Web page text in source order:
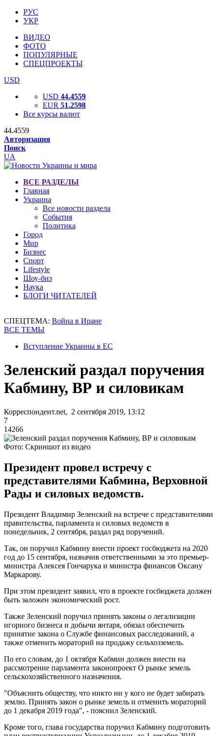
РУС
УКР
ВИДЕО
ФОТО
ПОПУЛЯРНЫЕ
СПЕЦПРОЕКТЫ
USD
USD 44.4559
EUR 51.2598
Все курсы валют
44.4559
Авторизация
Поиск
UA
ВСЕ РАЗДЕЛЫ
Главная
Украина
Все новости раздела
События
Политика
Город
Мир
Бизнес
Спорт
Lifestyle
Шоу-биз
Наука
БЛОГИ ЧИТАТЕЛЕЙ
СПЕЦТЕМА: Война в Иране
ВСЕ ТЕМЫ
Вступление Украины в ЕС
Зеленский раздал поручения
Кабмину, ВР и силовикам
Корреспондент.net, 2 сентября 2019, 13:12
7
14266
Фото: Скриншот из видео
Президент провел встречу с
представителями Кабмина, Верховной
Рады и силовых ведомств.
Президент Владимир Зеленский на встрече с представителями
правительства, парламента и силовых ведомств в
понедельник, 2 сентября, раздал ряд поручений.
Так, он поручил Кабмину внести проект госбюджета на 2020
год до 15 сентября, назначив ответственными за это премьер-
министра Алексея Гончарука и министра финансов Оксану
Маркарову.
При этом президент заявил, что в проекте госбюджета должен
быть заложен экономический рост.
Также Зеленский поручил принять законы о легализации
игорного бизнеса и добычи янтаря, обязал обеспечить
принятие закона о Службе финансовых расследований, а
также отменить мораторий на продажу сельхозземель.
По его словам, до 1 октября Кабмин должен внести на
рассмотрение парламента законопроект О рынке земель
сельскохозяйственного назначения.
"Объяснить обществу, что никто ни у кого не будет забирать
землю. Принять закон о рынке земель и отменить мораторий
до 1 декабря 2019 года", - пояснил Зеленский.
Кроме того, глава государства поручил Кабмину подготовить